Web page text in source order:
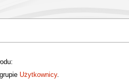
Użytkownicy.